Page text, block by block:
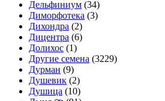
Дельфиниум (34)
Диморфотека (3)
Дихондра (2)
Дицентра (6)
Долихос (1)
Другие семена (3229)
Дурман (9)
Душевик (2)
Душица (10)